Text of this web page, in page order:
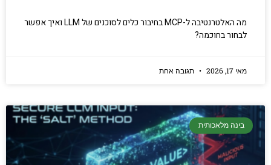
מה האלטרנטיבה ל-MCP בחיבור כלים לסוכנים של LLM ואיך אפשר
לבחור בחוכמה?
מאי 17, 2026 תגובה אחת
בינה מלאכותית